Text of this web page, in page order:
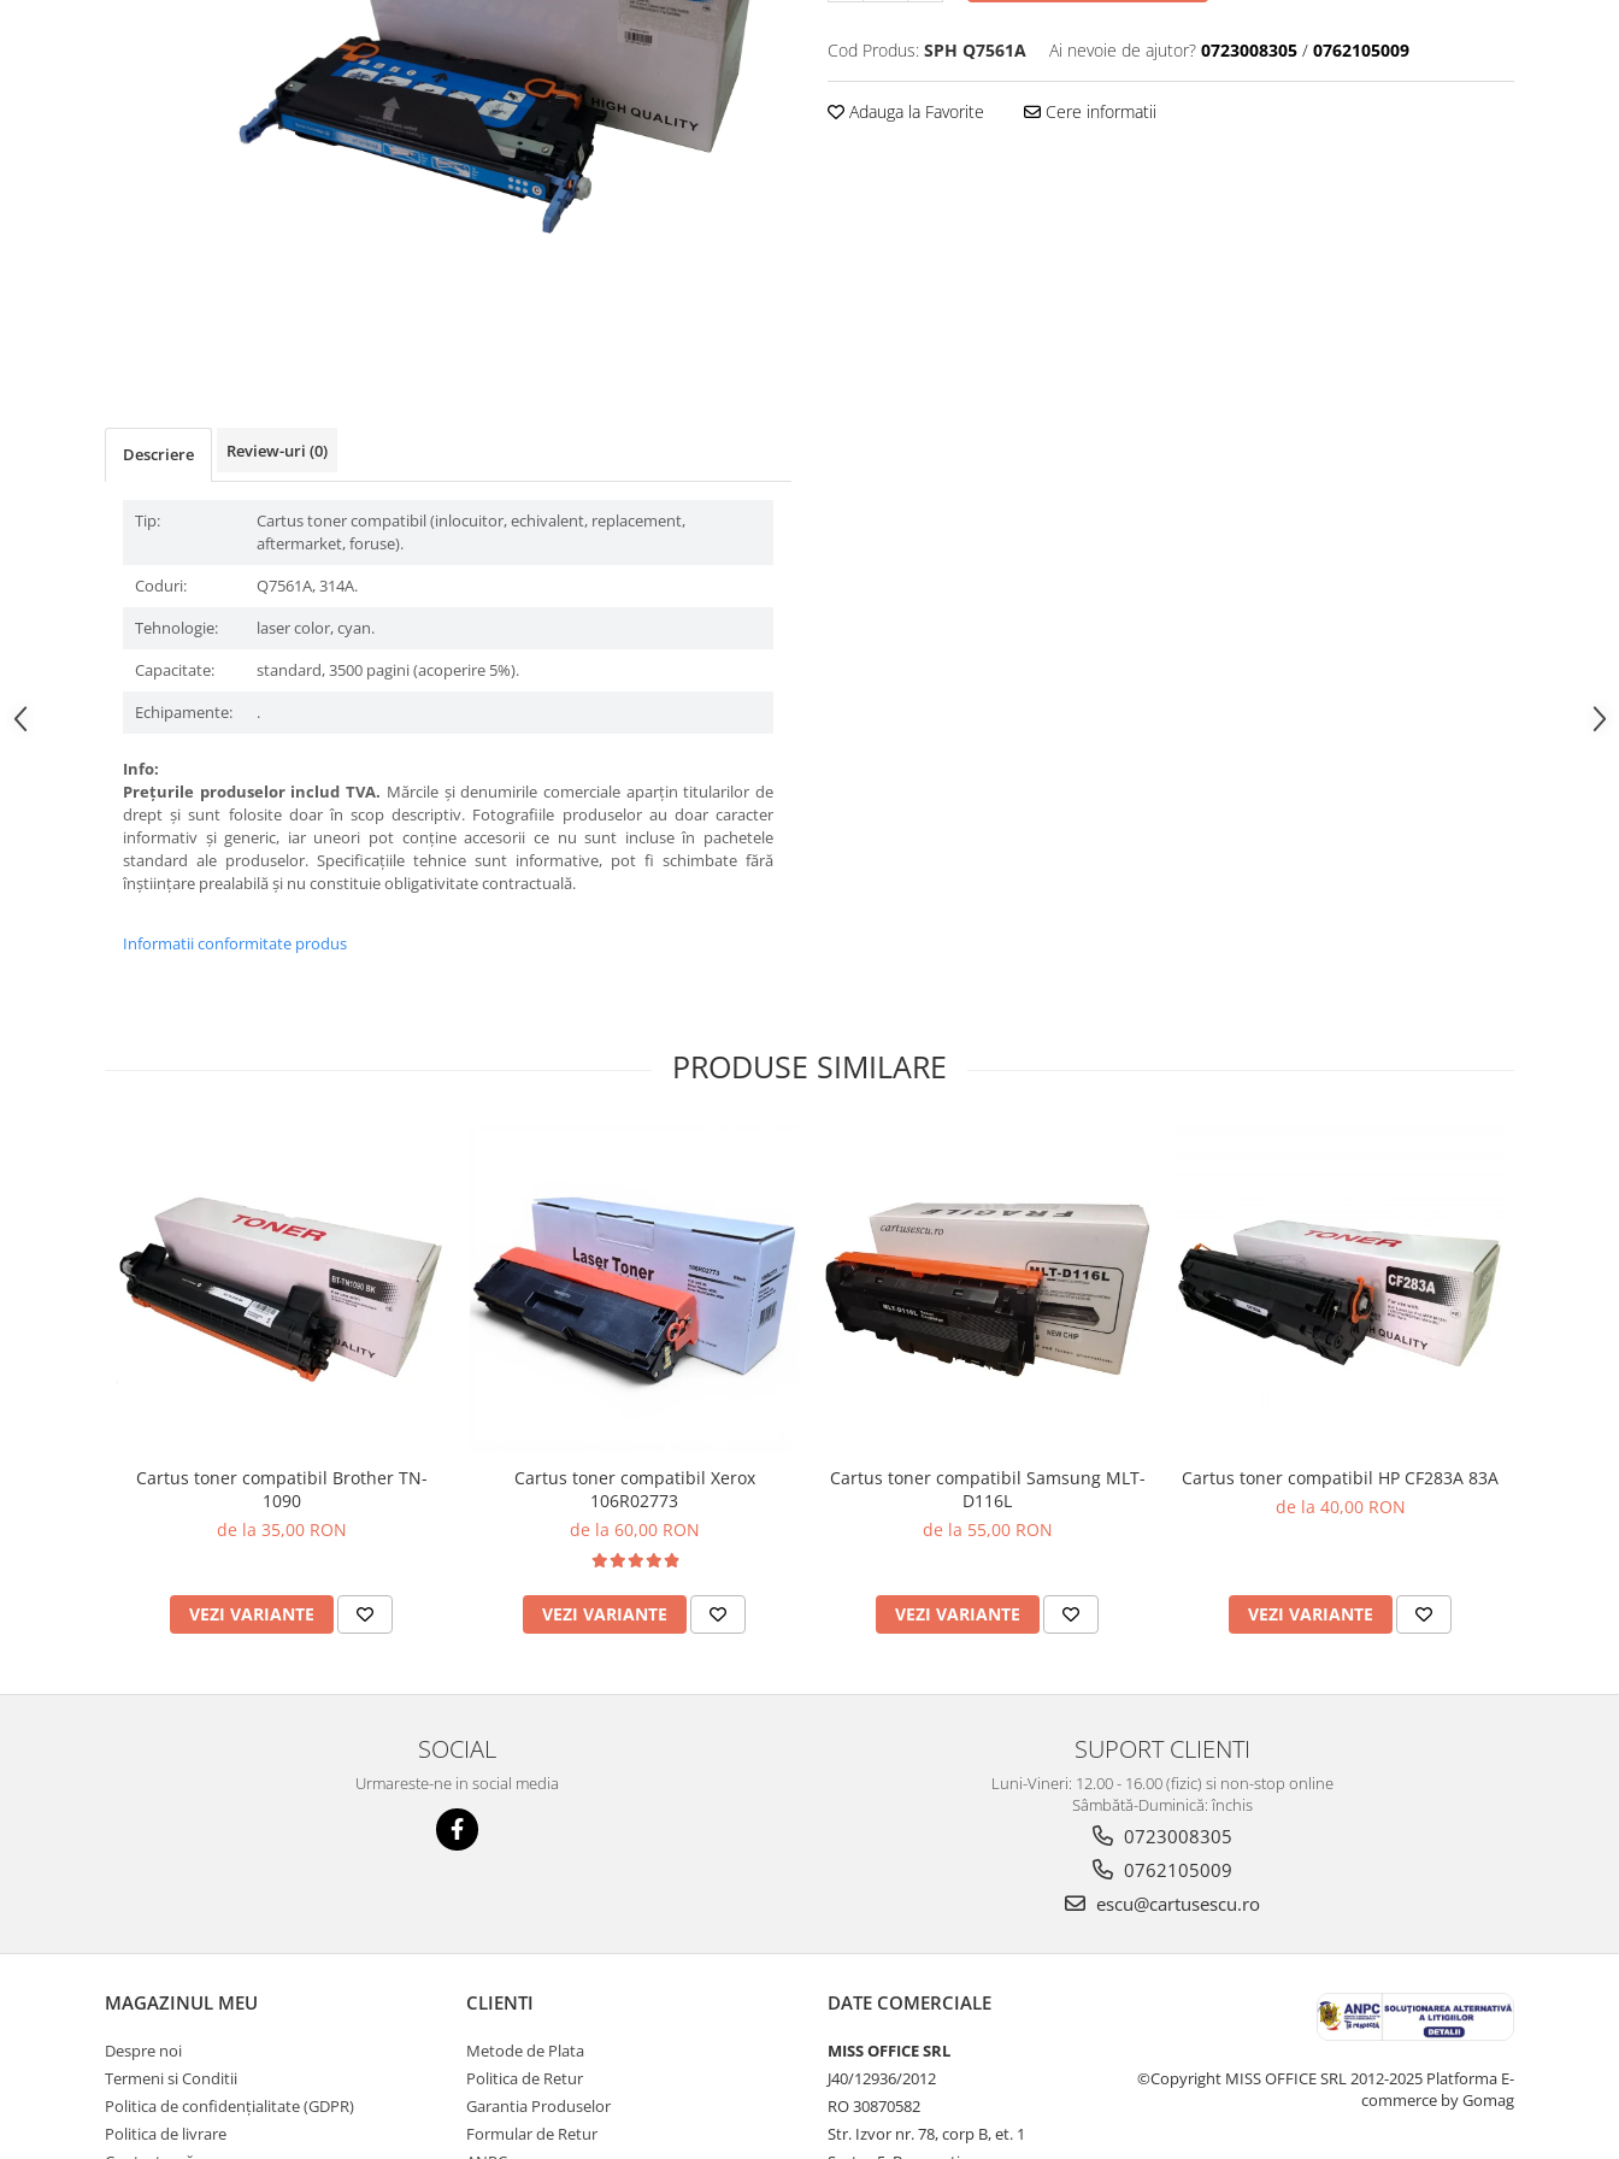
Cod Produs: SPH Q7561A Ai nevoie de ajutor? 0723008305 / 0762105009
Adauga la Favorite Cere informatii
Descriere Review-uri (0)
Tip:
Cartus toner compatibil (inlocuitor, echivalent, replacement,
aftermarket, foruse).
Coduri:
Q7561A, 314A.
Tehnologie:
laser color, cyan.
Capacitate:
standard, 3500 pagini (acoperire 5%).
Echipamente:
.
Info:
Preţurile produselor includ TVA. Mărcile şi denumirile comerciale aparţin titularilor de
drept şi sunt folosite doar în scop descriptiv. Fotografiile produselor au doar caracter
informativ şi generic, iar uneori pot conţine accesorii ce nu sunt incluse în pachetele
standard ale produselor. Specificaţiile tehnice sunt informative, pot fi schimbate fără
înştiinţare prealabilă şi nu constituie obligativitate contractuală.
Informatii conformitate produs
PRODUSE SIMILARE
Cartus toner compatibil Brother TN-
1090
de la 35,00 RON
VEZI VARIANTE
Cartus toner compatibil Xerox
106R02773
de la 60,00 RON
VEZI VARIANTE
Cartus toner compatibil Samsung MLT-
D116L
de la 55,00 RON
VEZI VARIANTE
Cartus toner compatibil HP CF283A 83A
de la 40,00 RON
VEZI VARIANTE
SOCIAL
Urmareste-ne in social media
SUPORT CLIENTI
Luni-Vineri: 12.00 - 16.00 (fizic) si non-stop online
Sâmbătă-Duminică: închis
0723008305
0762105009
escu@cartusescu.ro
MAGAZINUL MEU
Despre noi
Termeni si Conditii
Politica de confidențialitate (GDPR)
Politica de livrare
CLIENTI
Metode de Plata
Politica de Retur
Garantia Produselor
Formular de Retur
DATE COMERCIALE
MISS OFFICE SRL
J40/12936/2012
RO 30870582
Str. Izvor nr. 78, corp B, et. 1
©Copyright MISS OFFICE SRL 2012-2025 Platforma E-
commerce by Gomag